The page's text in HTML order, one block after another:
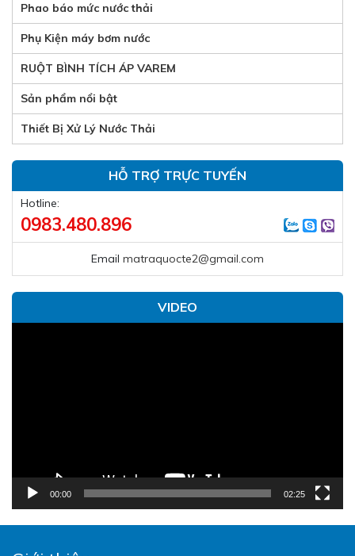
Phao báo mức nước thải
Phụ Kiện máy bơm nước
RUỘT BÌNH TÍCH ÁP VAREM
Sản phẩm nổi bật
Thiết Bị Xử Lý Nước Thải
HỖ TRỢ TRỰC TUYẾN
Hotline:
0983.480.896
Email matraquocte2@gmail.com
VIDEO
00:00 02:25